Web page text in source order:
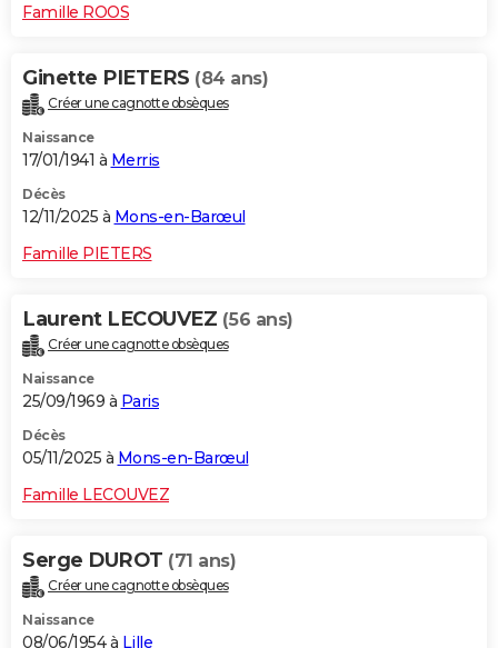
Famille ROOS
Ginette PIETERS (84 ans)
Créer une cagnotte obsèques
Naissance
17/01/1941 à Merris
Décès
12/11/2025 à Mons-en-Barœul
Famille PIETERS
Laurent LECOUVEZ (56 ans)
Créer une cagnotte obsèques
Naissance
25/09/1969 à Paris
Décès
05/11/2025 à Mons-en-Barœul
Famille LECOUVEZ
Serge DUROT (71 ans)
Créer une cagnotte obsèques
Naissance
08/06/1954 à Lille